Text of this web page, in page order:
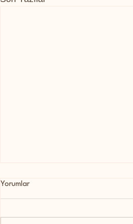
Yorumlar